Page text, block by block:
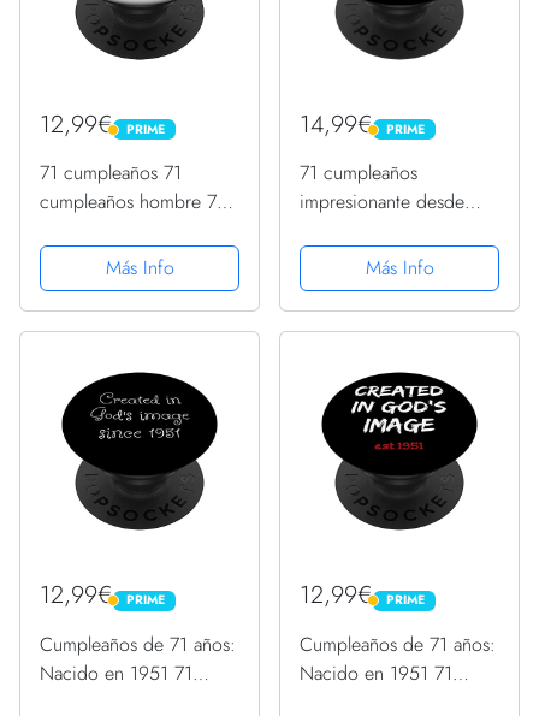
12,99€ PRIME
PRIME
71 cumpleaños 71
cumpleaños hombre 71
PopSockets PopGrip
Intercambiable
Más Info
14,99€ PRIME
PRIME
71 cumpleaños
impresionante desde
cumpleaños PopSockets
PopGrip Intercambiable
Más Info
12,99€ PRIME
PRIME
Cumpleaños de 71 años:
Nacido en 1951 71
12,99€ PRIME
PRIME
Cumpleaños de 71 años:
Nacido en 1951 71